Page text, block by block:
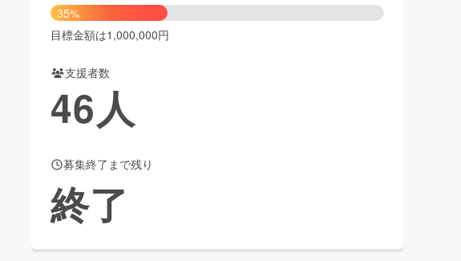
ーティー・ヘルスケア
ニティ
35%
目標金額は1,000,000円
支援者数
46人
募集終了まで残り
終了